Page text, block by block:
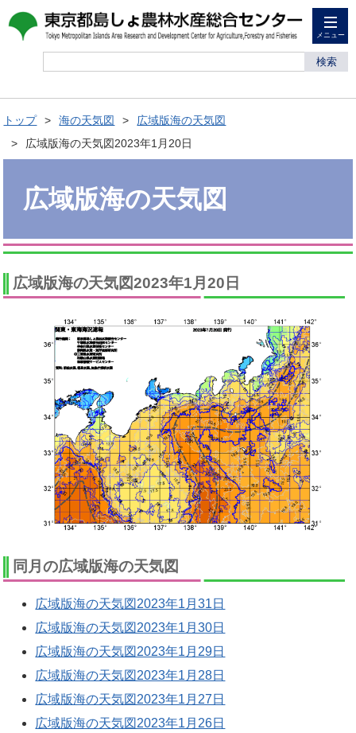
メニュー
検索
トップ 海の天気図
広域版海の天気図
広域版海の天気図2023年1月20日
広域版海の天気図
広域版海の天気図2023年1月20日
同月の広域版海の天気図
広域版海の天気図2023年1月31日
広域版海の天気図2023年1月30日
広域版海の天気図2023年1月29日
広域版海の天気図2023年1月28日
広域版海の天気図2023年1月27日
広域版海の天気図2023年1月26日